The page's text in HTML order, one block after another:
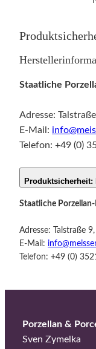
Staatliche
Adresse:
E-Mail:
Telefon: +49 (0)
Staatliche
Adresse: Talstraße
E-Mail:
Telefon: +49 (0)
Porzellan &
Sven Zymelka